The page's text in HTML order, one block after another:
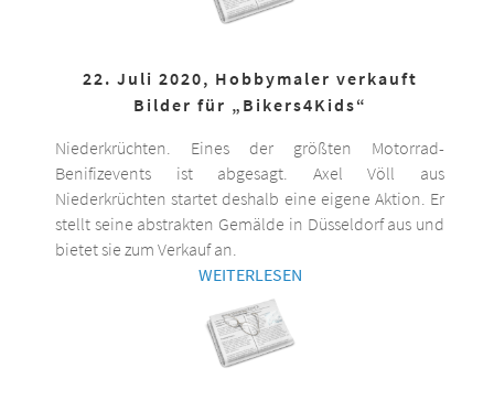
22. Juli 2020, Hobbymaler verkauft
Bilder für „Bikers4Kids“
Niederkrüchten. Eines der größten Motorrad-
Benifizevents ist abgesagt. Axel Völl aus
Niederkrüchten startet deshalb eine eigene Aktion. Er
stellt seine abstrakten Gemälde in Düsseldorf aus und
bietet sie zum Verkauf an.
WEITERLESEN